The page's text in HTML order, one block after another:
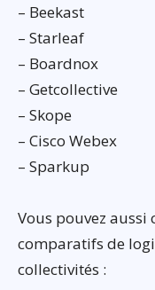
– Beekast
– Starleaf
– Boardnox
– Getcollective
– Skope
– Cisco Webex
– Sparkup
Vous pouvez aussi
comparatifs de
collectivités :